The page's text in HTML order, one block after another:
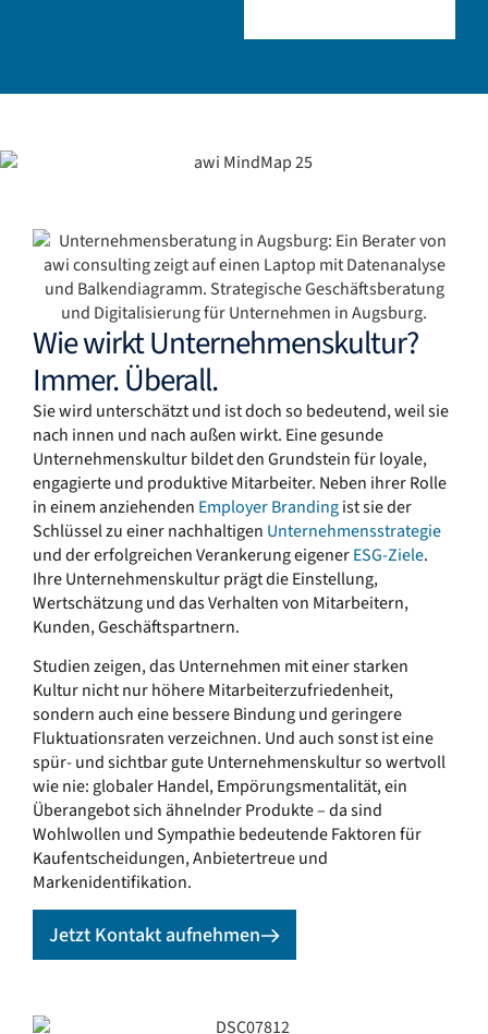
Wie wirkt Unternehmenskultur?
Immer. Überall.
Sie wird unterschätzt und ist doch so bedeutend, weil sie
nach innen und nach außen wirkt. Eine gesunde
Unternehmenskultur bildet den Grundstein für loyale,
engagierte und produktive Mitarbeiter. Neben ihrer Rolle
in einem anziehenden Employer Brandingist sie der
Schlüssel zu einer nachhaltigen Unternehmensstrategie
und der erfolgreichen Verankerung eigenerESG-Ziele.
Ihre Unternehmenskultur prägt die Einstellung,
Wertschätzung und das Verhalten von Mitarbeitern,
Kunden, Geschäftspartnern.
Studien zeigen, das Unternehmen mit einer starken
Kultur nicht nur höhere Mitarbeiterzufriedenheit,
sondern auch eine bessere Bindung und geringere
Fluktuationsraten verzeichnen. Und auch sonst ist eine
spür- und sichtbar gute Unternehmenskultur so wertvoll
wie nie: globaler Handel, Empörungsmentalität, ein
Überangebot sich ähnelnder Produkte – da sind
Wohlwollen und Sympathie bedeutende Faktoren für
Kaufentscheidungen, Anbietertreue und
Markenidentifikation.
Jetzt Kontakt aufnehmen